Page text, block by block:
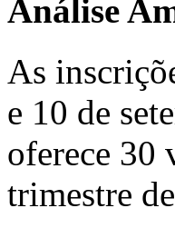
Análise
As
e 10 de
oferece 30
trimestre